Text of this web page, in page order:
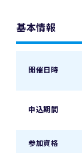
基本情報
開催日時
申込期間
参加資格